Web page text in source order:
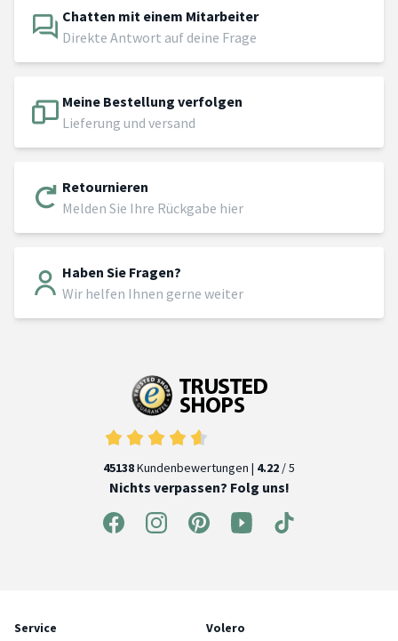
Chatten mit einem Mitarbeiter
Direkte Antwort auf deine Frage
Meine Bestellung verfolgen
Lieferung und versand
Retournieren
Melden Sie Ihre Rückgabe hier
Haben Sie Fragen?
Wir helfen Ihnen gerne weiter
45138Kundenbewertungen | 4.22 / 5
Nichts verpassen? Folg uns!
Service Volero